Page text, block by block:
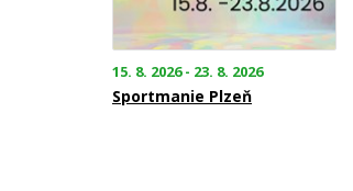
15. 8. 2026 - 23. 8. 2026
Sportmanie Plzeň